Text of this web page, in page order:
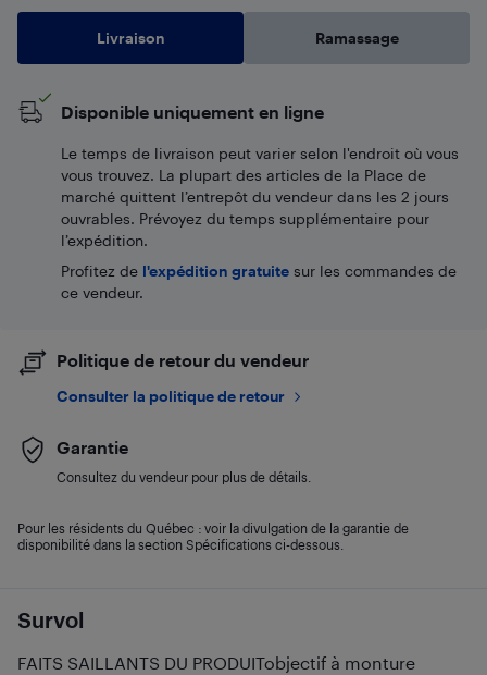
Survol
FAITS SAILLANTS DU PRODUITobjectif à monture
Livraison Ramassage
Disponible uniquement en ligne
Le temps de livraison peut varier selon l'endroit où vous
vous trouvez. La plupart des articles de la Place de
marché quittent l’entrepôt du vendeur dans les 2 jours
ouvrables. Prévoyez du temps supplémentaire pour
l’expédition.
Profitez de l'expédition gratuite sur les commandes de
ce vendeur.
Politique de retour du vendeur
Consulter la politique de retour
Garantie
Consultez du vendeur pour plus de détails.
Pour les résidents du Québec : voir la divulgation de la garantie de
disponibilité dans la section Spécifications ci-dessous.